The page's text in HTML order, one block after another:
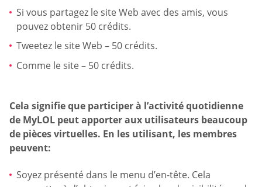
Si vous partagez le site Web avec des amis, vous
pouvez obtenir 50 crédits.
Tweetez le site Web – 50 crédits.
Comme le site – 50 crédits.
Cela signifie que participer à l’activité quotidienne
de MyLOL peut apporter aux utilisateurs beaucoup
de pièces virtuelles. En les utilisant, les membres
peuvent:
Soyez présenté dans le menu d’en-tête. Cela